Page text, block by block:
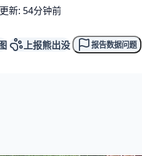
新: 54分钟前
上报熊出没 报告数据问题